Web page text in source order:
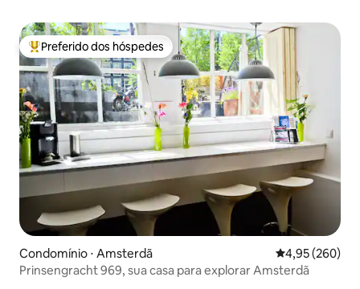
Entre os melhores preferidos dos hóspedes
Preferido dos hóspedes
Condomínio ⋅ Amsterdã 4,95 de uma
4,95 (260)
Prinsengracht 969, sua casa para explorar Amsterdã